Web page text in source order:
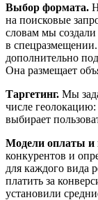
Выбор формата.
на поисковые
словам мы
в
дополнительно
Она размещает
Таргетинг. Мы
числе
выбирает
Модели оплаты и
конкурентов и
для каждого вида
платить за
установили